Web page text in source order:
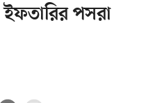
পসরা